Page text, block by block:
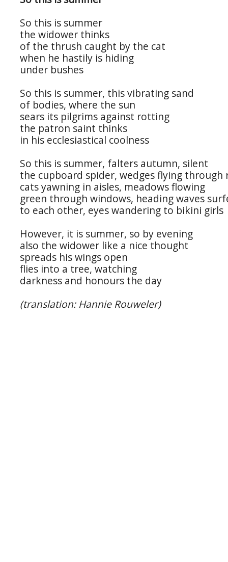
So this is summer
the widower thinks
of the thrush caught by the cat
when he hastily is hiding
under bushes
So this is summer, this vibrating sand
of bodies, where the sun
sears its pilgrims against rotting
the patron saint thinks
in his ecclesiastical coolness
So this is summer, falters autumn, silent
the cupboard spider, wedges flying through
cats yawning in aisles, meadows flowing
green through windows, heading waves
to each other, eyes wandering to bikini girls
However, it is summer, so by evening
also the widower like a nice thought
spreads his wings open
flies into a tree, watching
darkness and honours the day
(translation: Hannie Rouweler)